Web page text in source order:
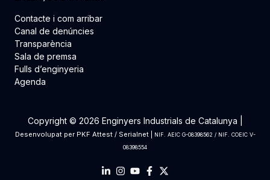
Contacte i com arribar
Canal de denúncies
Transparència
Sala de premsa
Fulls d’enginyeria
Agenda
Copyright © 2026 Enginyers Industrials de Catalunya |
Desenvolupat per PKF Attest/ Serialnet|
NIF. AEIC G-08398562 / NIF. COEIC V-
08398554